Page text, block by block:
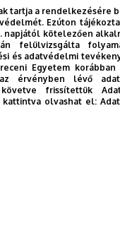
tartja a rendelkezésére
Ezúton
napjától kötelezően
felülvizsgálta
és adatvédelmi
Egyetem
érvényben lévő
frissítettük
olvashat el: